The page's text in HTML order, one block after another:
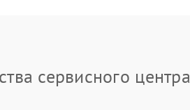
сервисного центра